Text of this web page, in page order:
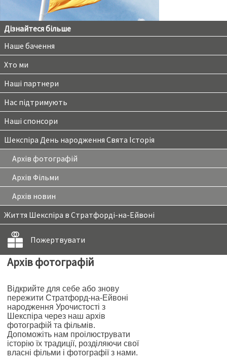
Дізнайтеся більше
Наше бачення
Хто ми
Наші партнери
Нас підтримують
Наші спонсори
Шекспіра День народження Свята Історія
Архів фотографій
Архів Фільми
Архів новин
Життя Шекспіра в Стратфорді-на-Ейвоні
Пожертвувати
Архів фотографій
Відкрийте для себе або знову
пережити Стратфорд-на-Ейвоні
народження Урочистості з
Шекспіра через наш архів
фотографій та фільмів.
Допоможіть нам проілюструвати
історію їх традиції, розділяючи свої
власні фільми і фотографії з нами.